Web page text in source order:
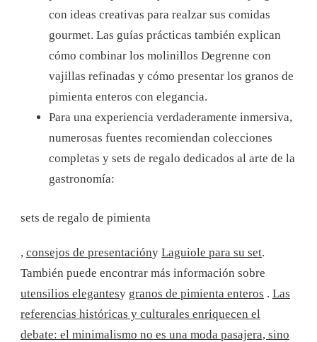
con ideas creativas para realzar sus comidas
gourmet. Las guías prácticas también explican
cómo combinar los molinillos Degrenne con
vajillas refinadas y cómo presentar los granos de
pimienta enteros con elegancia.
Para una experiencia verdaderamente inmersiva,
numerosas fuentes recomiendan colecciones
completas y sets de regalo dedicados al arte de la
gastronomía:
sets de regalo de pimienta
, consejos de presentacióny Laguiole para su set.
También puede encontrar más información sobre
utensilios elegantesy granos de pimienta enteros . Las
referencias históricas y culturales enriquecen el
debate: el minimalismo no es una moda pasajera, sino